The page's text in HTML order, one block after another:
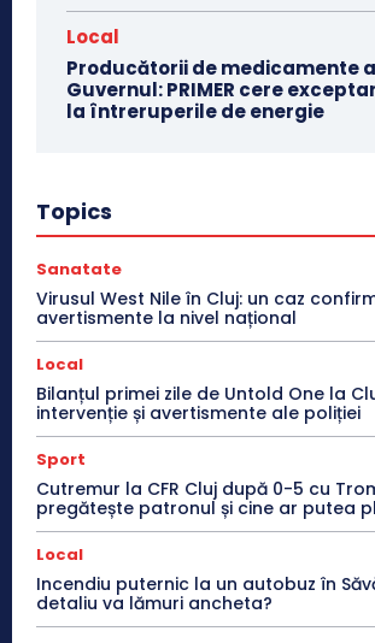
Local
Producătorii de medicamente
Guvernul: PRIMER cere
la întreruperile de energie
Topics
Sanatate
Virusul West Nile în Cluj: un caz
avertismente la nivel național
Local
Bilanțul primei zile de Untold One la
intervenție și avertismente ale poliției
Sport
Cutremur la CFR Cluj după 0-5 cu
pregătește patronul și cine ar putea
Local
Incendiu puternic la un autobuz în
detaliu va lămuri ancheta?